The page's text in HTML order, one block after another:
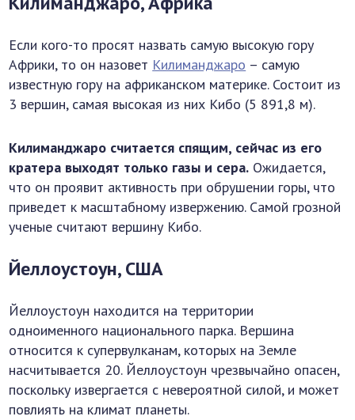
Если кого-то просят назвать самую высокую гору
Африки, то он назовет Килиманджаро – самую
известную гору на африканском материке. Состоит из
3 вершин, самая высокая из них Кибо (5 891,8 м).
Килиманджаро считается спящим, сейчас из его
кратера выходят только газы и сера. Ожидается,
что он проявит активность при обрушении горы, что
приведет к масштабному извержению. Самой грозной
ученые считают вершину Кибо.
Йеллоустоун, США
Йеллоустоун находится на территории
одноименного национального парка. Вершина
относится к супервулканам, которых на Земле
насчитывается 20. Йеллоустоун чрезвычайно опасен,
поскольку извергается с невероятной силой, и может
повлиять на климат планеты.